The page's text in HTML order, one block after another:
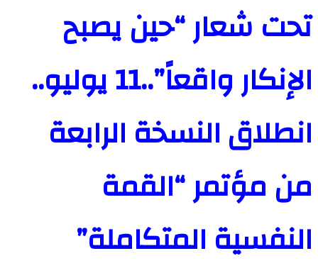
تحت شعار “حين يصبح
الإنكار واقعاً”..11 يوليو..
انطلاق النسخة الرابعة
من مؤتمر “القمة
النفسية المتكاملة”